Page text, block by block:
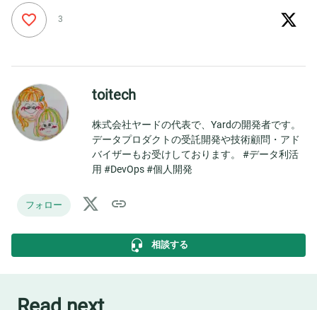
3
toitech
株式会社ヤードの代表で、Yardの開発者です。
データプロダクトの受託開発や技術顧問・アド
バイザーもお受けしております。 #データ利活
用 #DevOps #個人開発
フォロー
相談する